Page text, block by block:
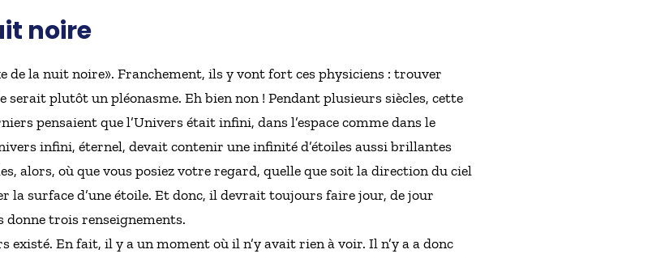
noire
de la nuit noire». Franchement, ils y vont fort ces physiciens : trouver
plutôt un pléonasme. Eh bien non ! Pendant plusieurs siècles, cette
pensaient que l’Univers était infini, dans l’espace comme dans le
infini, éternel, devait contenir une infinité d’étoiles aussi brillantes
alors, où que vous posiez votre regard, quelle que soit la direction du ciel
la surface d’une étoile. Et donc, il devrait toujours faire jour, de jour
trois renseignements.
existé. En fait, il y a un moment où il n’y avait rien à voir. Il n’y a a donc